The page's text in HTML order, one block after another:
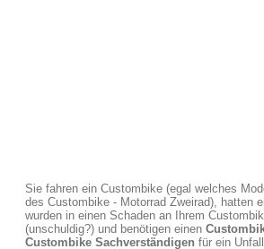
Sie fahren ein Custombike (egal welches
des Custombike - Motorrad Zweirad), hatten
wurden in einen Schaden an Ihrem
(unschuldig?) und benötigen einen
Custombike Sachverständigen für ein